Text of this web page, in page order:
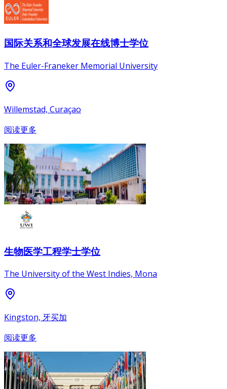
国际关系和全球发展在线博士学位
The Euler-Franeker Memorial University
Willemstad, Curaçao
阅读更多
生物医学工程学士学位
The University of the West Indies, Mona
Kingston, 牙买加
阅读更多